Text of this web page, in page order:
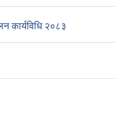
कार्यविधि २०८३